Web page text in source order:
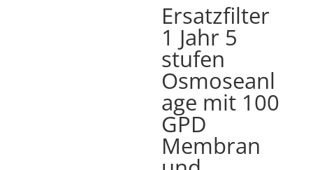
Ersatzfilter
1 Jahr 5
stufen
Osmoseanl
age mit 100
GPD
Membran